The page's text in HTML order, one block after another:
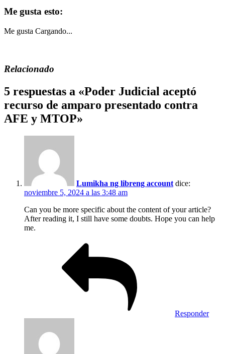
Me gusta esto:
Me gusta Cargando...
Relacionado
5 respuestas a «Poder Judicial aceptó
recurso de amparo presentado contra
AFE y MTOP»
Lumikha ng libreng account dice:
noviembre 5, 2024 a las 3:48 am
Can you be more specific about the content of your article?
After reading it, I still have some doubts. Hope you can help
me.
Responder